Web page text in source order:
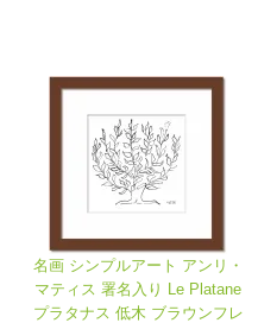
名画 シンプルアート アンリ・
マティス 署名入り Le Platane
プラタナス 低木 ブラウンフレ